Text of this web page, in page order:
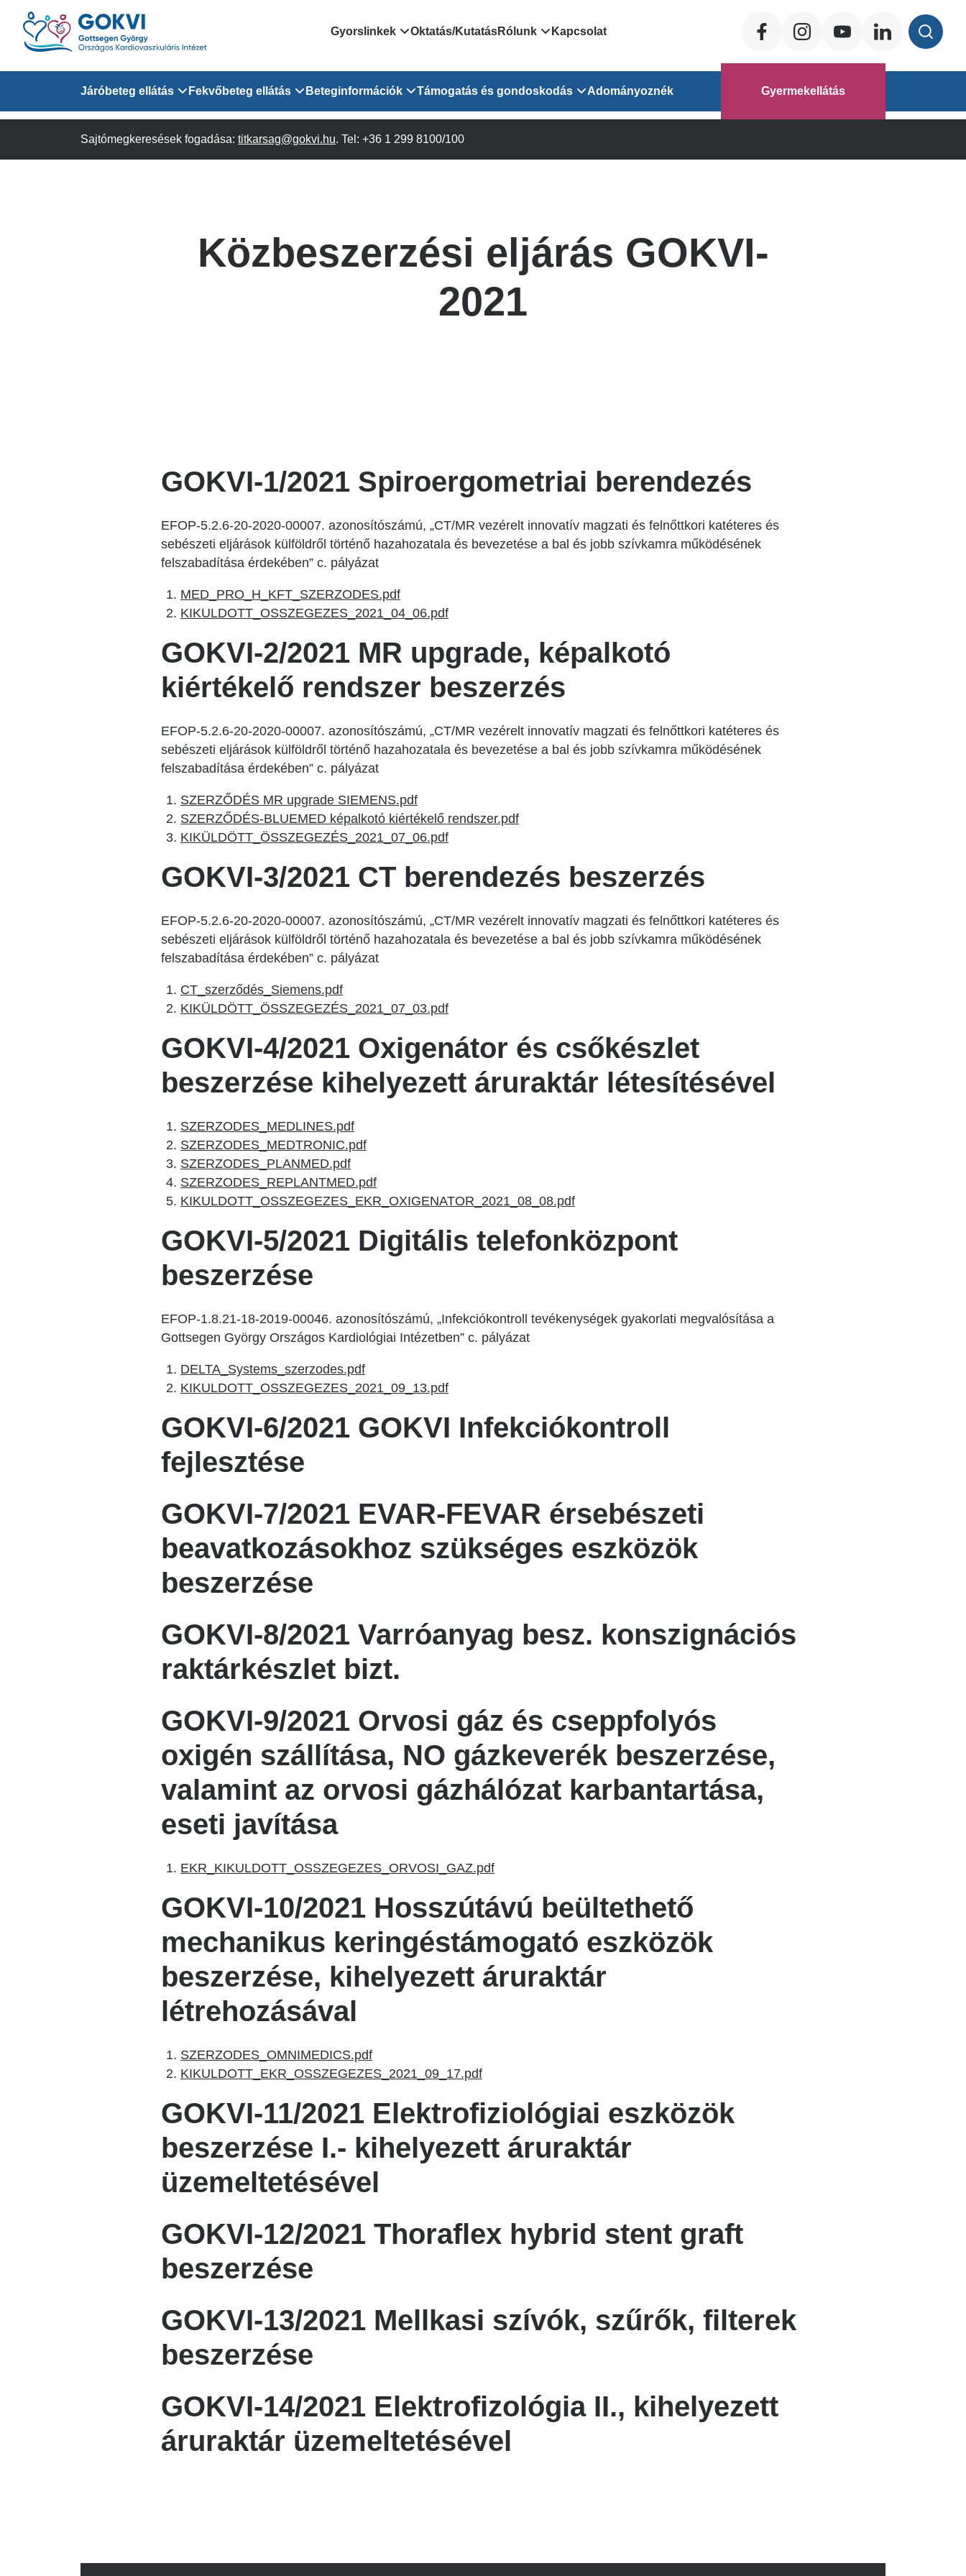
Ugrás
tartalomra
Domain
menu
for
GOKVI
Gyorslinkek
Országos Online Várólista
EESZT - Egészségablak
Egységes alapellátási ügyeleti
rendszer
Háziorvosi körzetek Pest
vármegyére vonatkozóan
Oktatás/KutatásRólunk
Rendezvényeink
Egészségfejlesztő kórház
Közérdekű adatok
Kapcsolat
Social
Domain
menu
Járóbeteg ellátás
Járóbeteg Információk
Fekvőbeteg ellátás
Felnőtt Kardiológiai Osztály
Felnőtt Szív- és Érsebészet
Beteginformációk
Orvosaink
lekérése
Támogatás és gondoskodás
Pszichológusok
felnőtt betegeinknek
Szociális munkás
Adományoznék Gyermekellátás
Sajtómegkeresések fogadása: titkarsag@gokvi.hu. Tel: +36 1 299 8100/100
Közbeszerzési eljárás GOKVI-
2021
GOKVI-1/2021 Spiroergometriai berendezés
EFOP-5.2.6-20-2020-00007. azonosítószámú, „CT/MR vezérelt innovatív magzati és felnőttkori katéteres és
sebészeti eljárások külföldről történő hazahozatala és bevezetése a bal és jobb szívkamra működésének
felszabadítása érdekében” c. pályázat
MED_PRO_H_KFT_SZERZODES.pdf
KIKULDOTT_OSSZEGEZES_2021_04_06.pdf
GOKVI-2/2021 MR upgrade, képalkotó
kiértékelő rendszer beszerzés
EFOP-5.2.6-20-2020-00007. azonosítószámú, „CT/MR vezérelt innovatív magzati és felnőttkori katéteres és
sebészeti eljárások külföldről történő hazahozatala és bevezetése a bal és jobb szívkamra működésének
felszabadítása érdekében” c. pályázat
SZERZŐDÉS MR upgrade SIEMENS.pdf
SZERZŐDÉS-BLUEMED képalkotó kiértékelő rendszer.pdf
KIKÜLDÖTT_ÖSSZEGEZÉS_2021_07_06.pdf
GOKVI-3/2021 CT berendezés beszerzés
EFOP-5.2.6-20-2020-00007. azonosítószámú, „CT/MR vezérelt innovatív magzati és felnőttkori katéteres és
sebészeti eljárások külföldről történő hazahozatala és bevezetése a bal és jobb szívkamra működésének
felszabadítása érdekében” c. pályázat
CT_szerződés_Siemens.pdf
KIKÜLDÖTT_ÖSSZEGEZÉS_2021_07_03.pdf
GOKVI-4/2021 Oxigenátor és csőkészlet
beszerzése kihelyezett áruraktár létesítésével
SZERZODES_MEDLINES.pdf
SZERZODES_MEDTRONIC.pdf
SZERZODES_PLANMED.pdf
SZERZODES_REPLANTMED.pdf
KIKULDOTT_OSSZEGEZES_EKR_OXIGENATOR_2021_08_08.pdf
GOKVI-5/2021 Digitális telefonközpont
beszerzése
EFOP-1.8.21-18-2019-00046. azonosítószámú, „Infekciókontroll tevékenységek gyakorlati megvalósítása a
Gottsegen György Országos Kardiológiai Intézetben” c. pályázat
DELTA_Systems_szerzodes.pdf
KIKULDOTT_OSSZEGEZES_2021_09_13.pdf
GOKVI-6/2021 GOKVI Infekciókontroll
fejlesztése
GOKVI-7/2021 EVAR-FEVAR érsebészeti
beavatkozásokhoz szükséges eszközök
beszerzése
GOKVI-8/2021 Varróanyag besz. konszignációs
raktárkészlet bizt.
GOKVI-9/2021 Orvosi gáz és cseppfolyós
oxigén szállítása, NO gázkeverék beszerzése,
valamint az orvosi gázhálózat karbantartása,
eseti javítása
EKR_KIKULDOTT_OSSZEGEZES_ORVOSI_GAZ.pdf
GOKVI-10/2021 Hosszútávú beültethető
mechanikus keringéstámogató eszközök
beszerzése, kihelyezett áruraktár
létrehozásával
SZERZODES_OMNIMEDICS.pdf
KIKULDOTT_EKR_OSSZEGEZES_2021_09_17.pdf
GOKVI-11/2021 Elektrofiziológiai eszközök
beszerzése I.- kihelyezett áruraktár
üzemeltetésével
GOKVI-12/2021 Thoraflex hybrid stent graft
beszerzése
GOKVI-13/2021 Mellkasi szívók, szűrők, filterek
beszerzése
GOKVI-14/2021 Elektrofizológia II., kihelyezett
áruraktár üzemeltetésével